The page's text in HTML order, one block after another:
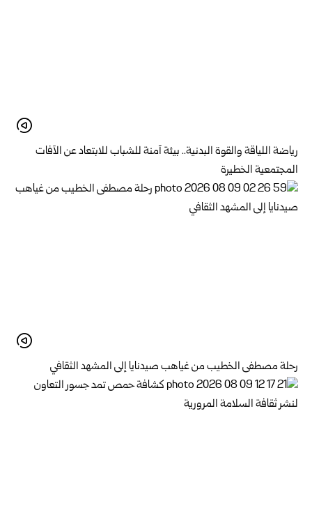
رياضة اللياقة والقوة البدنية.. بيئة آمنة للشباب للابتعاد عن الآفات
المجتمعية الخطيرة
رحلة مصطفى الخطيب من غياهب صيدنايا إلى المشهد الثقافي